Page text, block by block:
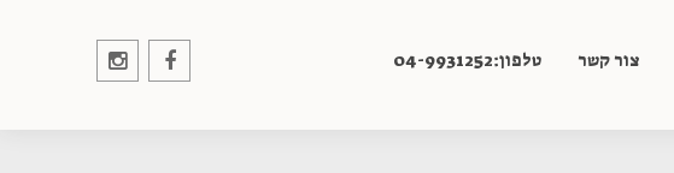
צור קשר טלפון:04-9931252